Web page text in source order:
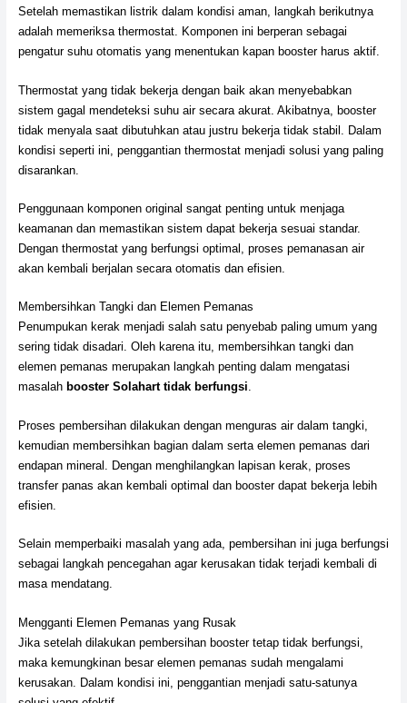
Setelah memastikan listrik dalam kondisi aman, langkah berikutnya
adalah memeriksa thermostat. Komponen ini berperan sebagai
pengatur suhu otomatis yang menentukan kapan booster harus aktif.
Thermostat yang tidak bekerja dengan baik akan menyebabkan
sistem gagal mendeteksi suhu air secara akurat. Akibatnya, booster
tidak menyala saat dibutuhkan atau justru bekerja tidak stabil. Dalam
kondisi seperti ini, penggantian thermostat menjadi solusi yang paling
disarankan.
Penggunaan komponen original sangat penting untuk menjaga
keamanan dan memastikan sistem dapat bekerja sesuai standar.
Dengan thermostat yang berfungsi optimal, proses pemanasan air
akan kembali berjalan secara otomatis dan efisien.
Membersihkan Tangki dan Elemen Pemanas
Penumpukan kerak menjadi salah satu penyebab paling umum yang
sering tidak disadari. Oleh karena itu, membersihkan tangki dan
elemen pemanas merupakan langkah penting dalam mengatasi
masalah booster Solahart tidak berfungsi.
Proses pembersihan dilakukan dengan menguras air dalam tangki,
kemudian membersihkan bagian dalam serta elemen pemanas dari
endapan mineral. Dengan menghilangkan lapisan kerak, proses
transfer panas akan kembali optimal dan booster dapat bekerja lebih
efisien.
Selain memperbaiki masalah yang ada, pembersihan ini juga berfungsi
sebagai langkah pencegahan agar kerusakan tidak terjadi kembali di
masa mendatang.
Mengganti Elemen Pemanas yang Rusak
Jika setelah dilakukan pembersihan booster tetap tidak berfungsi,
maka kemungkinan besar elemen pemanas sudah mengalami
kerusakan. Dalam kondisi ini, penggantian menjadi satu-satunya